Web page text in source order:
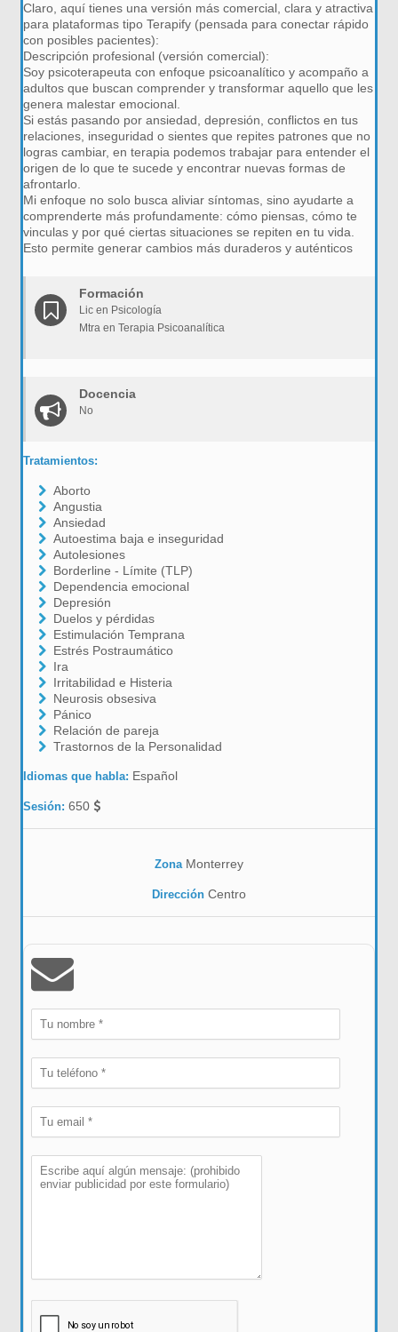
Claro, aquí tienes una versión más comercial, clara y atractiva
para plataformas tipo Terapify (pensada para conectar rápido
con posibles pacientes):
Descripción profesional (versión comercial):
Soy psicoterapeuta con enfoque psicoanalítico y acompaño a
adultos que buscan comprender y transformar aquello que les
genera malestar emocional.
Si estás pasando por ansiedad, depresión, conflictos en tus
relaciones, inseguridad o sientes que repites patrones que no
logras cambiar, en terapia podemos trabajar para entender el
origen de lo que te sucede y encontrar nuevas formas de
afrontarlo.
Mi enfoque no solo busca aliviar síntomas, sino ayudarte a
comprenderte más profundamente: cómo piensas, cómo te
vinculas y por qué ciertas situaciones se repiten en tu vida.
Esto permite generar cambios más duraderos y auténticos
Formación
Lic en Psicología
Mtra en Terapia Psicoanalítica
Docencia
No
Tratamientos:
Aborto
Angustia
Ansiedad
Autoestima baja e inseguridad
Autolesiones
Borderline - Límite (TLP)
Dependencia emocional
Depresión
Duelos y pérdidas
Estimulación Temprana
Estrés Postraumático
Ira
Irritabilidad e Histeria
Neurosis obsesiva
Pánico
Relación de pareja
Trastornos de la Personalidad
Idiomas que habla: Español
Sesión:650
Zona Monterrey
Dirección Centro